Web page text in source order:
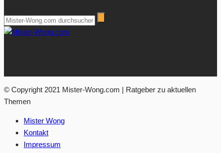
© Copyright 2021 Mister-Wong.com | Ratgeber zu aktuellen
Themen
Mister Wong
Kontakt
Impressum